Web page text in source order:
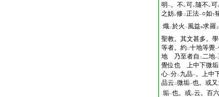
明 一。不 レ可レ隨不 レ可
之妨レ修 二正法一○如下
熾二於火 一風益中求羅 上
聖教。其文甚多。
等者。約 二十地等覺一
地 乃至者自 二二地一
覺位也 上中下微垢
心一分二 九品一。上中
品云 二微垢一也。或
垢一也。或レ云。百